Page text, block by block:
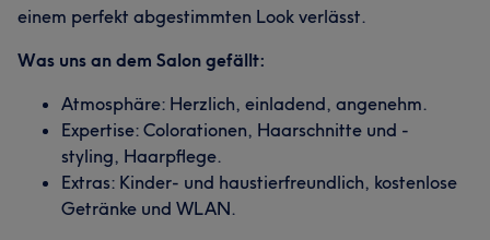
einem perfekt abgestimmten Look verlässt.
Was uns an dem Salon gefällt:
Atmosphäre: Herzlich, einladend, angenehm.
Expertise: Colorationen, Haarschnitte und -
styling, Haarpflege.
Extras: Kinder- und haustierfreundlich, kostenlose
Getränke und WLAN.